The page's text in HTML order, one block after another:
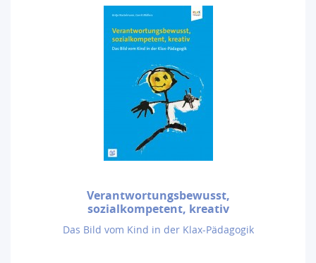
Verantwortungsbewusst,
sozialkompetent, kreativ
Das Bild vom Kind in der Klax-Pädagogik